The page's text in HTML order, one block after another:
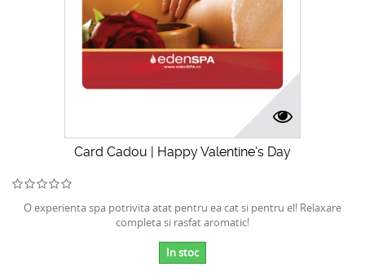
Card Cadou | Happy Valentine's Day
O experienta spa potrivita atat pentru ea cat si pentru el! Relaxare
completa si rasfat aromatic!
In stoc